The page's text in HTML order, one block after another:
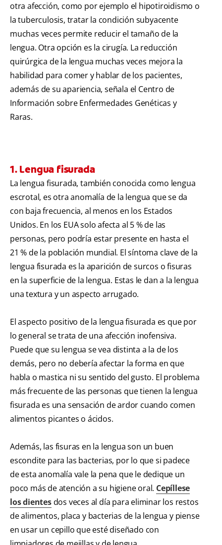
otra afección, como por ejemplo el hipotiroidismo o
la tuberculosis, tratar la condición subyacente
muchas veces permite reducir el tamaño de la
lengua. Otra opción es la cirugía. La reducción
quirúrgica de la lengua muchas veces mejora la
habilidad para comer y hablar de los pacientes,
además de su apariencia, señala el Centro de
Información sobre Enfermedades Genéticas y
Raras.
1. Lengua fisurada
La lengua fisurada, también conocida como lengua
escrotal, es otra anomalía de la lengua que se da
con baja frecuencia, al menos en los Estados
Unidos. En los EUA solo afecta al 5 % de las
personas, pero podría estar presente en hasta el
21 % de la población mundial. El síntoma clave de la
lengua fisurada es la aparición de surcos o fisuras
en la superficie de la lengua. Estas le dan a la lengua
una textura y un aspecto arrugado.
El aspecto positivo de la lengua fisurada es que por
lo general se trata de una afección inofensiva.
Puede que su lengua se vea distinta a la de los
demás, pero no debería afectar la forma en que
habla o mastica ni su sentido del gusto. El problema
más frecuente de las personas que tienen la lengua
fisurada es una sensación de ardor cuando comen
alimentos picantes o ácidos.
Además, las fisuras en la lengua son un buen
escondite para las bacterias, por lo que si padece
de esta anomalía vale la pena que le dedique un
poco más de atención a su higiene oral. Cepíllese
los dientesdos veces al día para eliminar los restos
de alimentos, placa y bacterias de la lengua y piense
en usar un cepillo que esté diseñado con